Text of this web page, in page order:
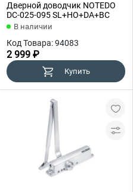
Дверной доводчик NOTEDO
DC-025-095 SL+HO+DA+BC
В наличии
Код Товара: 94083
2 999 ₽
Купить